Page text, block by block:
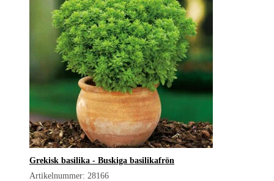
Grekisk basilika - Buskiga basilikafrön
Artikelnummer: 28166